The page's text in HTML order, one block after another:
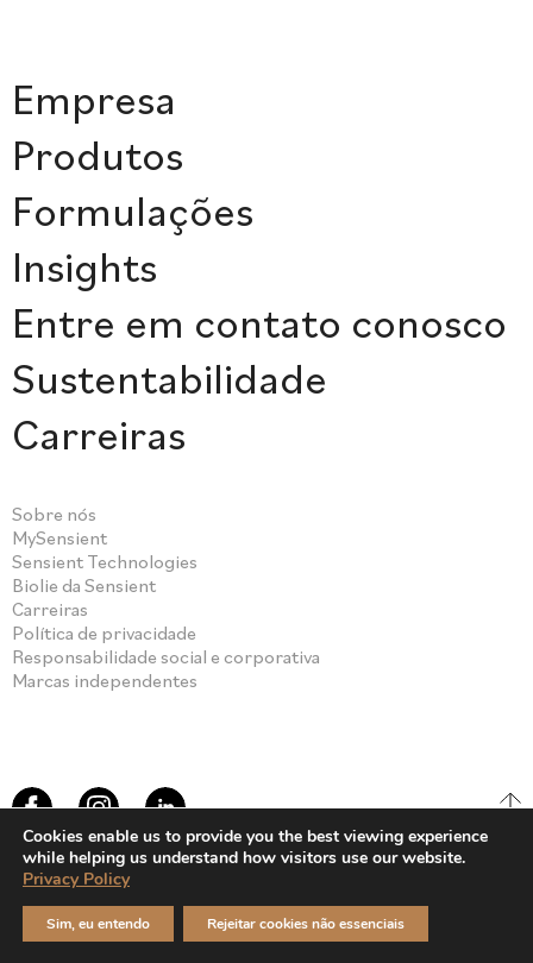
Empresa
Produtos
Formulações
Insights
Entre em contato conosco
Sustentabilidade
Carreiras
Sobre nós
MySensient
Sensient Technologies
Biolie da Sensient
Carreiras
Política de privacidade
Responsabilidade social e corporativa
Marcas independentes
Cookies enable us to provide you the best viewing experience
while helping us understand how visitors use our website.
Privacy Policy
Sim, eu entendo Rejeitar cookies não essenciais